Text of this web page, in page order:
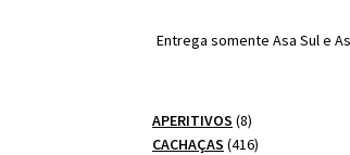
Entrega somente Asa Sul e
APERITIVOS 88
produtos
CACHAÇAS 416416